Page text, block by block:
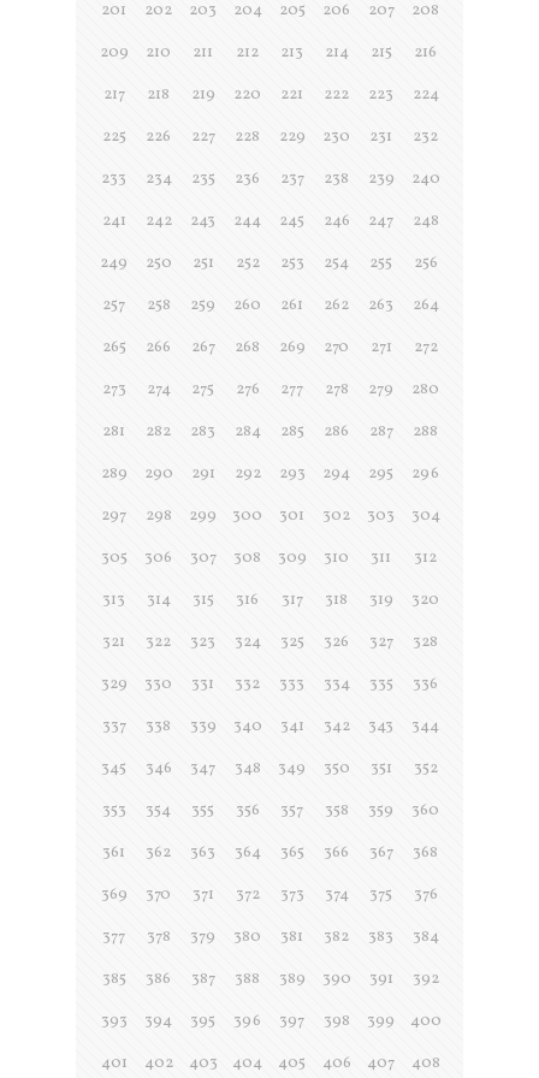
201 202 203 204 205 206 207
208
209
210 211 212 213 214 215
216
217
218 219 220 221 222 223
224
225
226 227 228 229 230 231
232
233
234 235 236 237 238 239
240
241
242 243 244 245 246 247
248
249
250 251 252 253 254 255
256
257
258 259 260 261 262 263
264
265
266 267 268 269 270 271
272
273
274 275 276 277 278 279
280
281
282 283 284 285 286 287
288
289
290 291 292 293 294 295
296
297
298 299 300 301 302 303
304
305
306 307 308 309 310 311
312
313
314 315 316 317 318 319
320
321
322 323 324 325 326 327
328
329
330 331 332 333 334 335
336
337
338 339 340 341 342 343
344
345
346 347 348 349 350 351
352
353
354 355 356 357 358 359
360
361
362 363 364 365 366 367
368
369
370 371 372 373 374 375
376
377
378 379 380 381 382 383
384
385
386 387 388 389 390 391
392
393
394 395 396 397 398 399
400
401
402 403 404 405 406 407
408